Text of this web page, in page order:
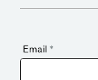
Email *